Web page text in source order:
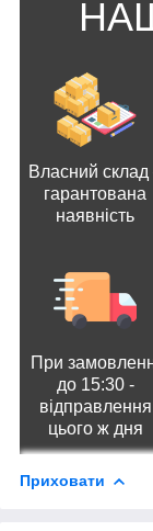
Власний склад
гарантована
наявність
При
до 15:30 -
відправлення
цього ж дня
Приховати